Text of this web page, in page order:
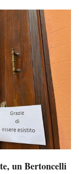
un Bertoncelli